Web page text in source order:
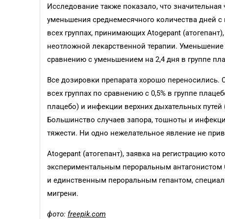
Исследование также показало, что значительная
уменьшения среднемесячного количества дней
всех группах, принимающих Atogepant
неотложной лекарственной терапии. Уменьшение
сравнению с уменьшением на 2,4 дня в группе
Все дозировки препарата хорошо
всех группах по сравнению с 0,5% в группе
плацебо) и инфекции верхних дыхательных путей
Большинство случаев запора, тошноты и
тяжести. Ни одно нежелательное явление не
Atogepant (атогепант), заявка на регистрацию
экспериментальным пероральным антагонистом
и единственным пероральным гепантом,
мигрени.
фото: freepik.com